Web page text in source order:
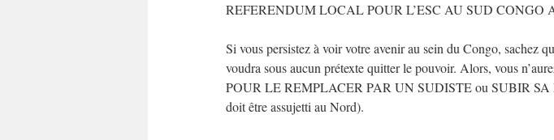
REFERENDUM LOCAL POUR L’ESC AU SUD CONGO
Si vous persistez à voir votre avenir au sein du Congo, sachez
voudra sous aucun prétexte quitter le pouvoir. Alors, vous
POUR LE REMPLACER PAR UN SUDISTE ou SUBIR SA
doit être assujetti au Nord).